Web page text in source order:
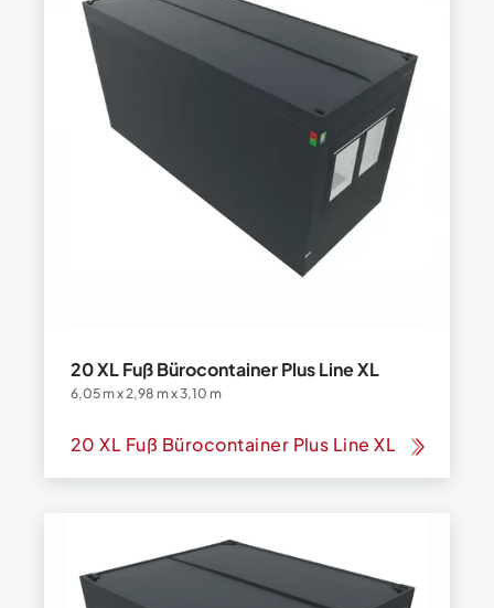
20 XL Fuß Bürocontainer Plus Line XL
6,05 m x 2,98 m x 3,10 m
20 XL Fuß Bürocontainer Plus Line XL